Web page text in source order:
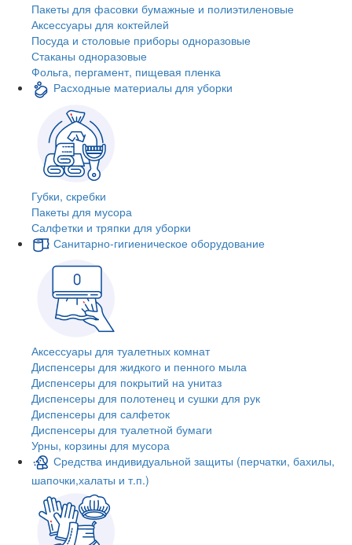
Пакеты для фасовки бумажные и полиэтиленовые
Аксессуары для коктейлей
Посуда и столовые приборы одноразовые
Стаканы одноразовые
Фольга, пергамент, пищевая пленка
Расходные материалы для уборки
Губки, скребки
Пакеты для мусора
Салфетки и тряпки для уборки
Санитарно-гигиеническое оборудование
Аксессуары для туалетных комнат
Диспенсеры для жидкого и пенного мыла
Диспенсеры для покрытий на унитаз
Диспенсеры для полотенец и сушки для рук
Диспенсеры для салфеток
Диспенсеры для туалетной бумаги
Урны, корзины для мусора
Средства индивидуальной защиты (перчатки, бахилы,
шапочки,халаты и т.п.)